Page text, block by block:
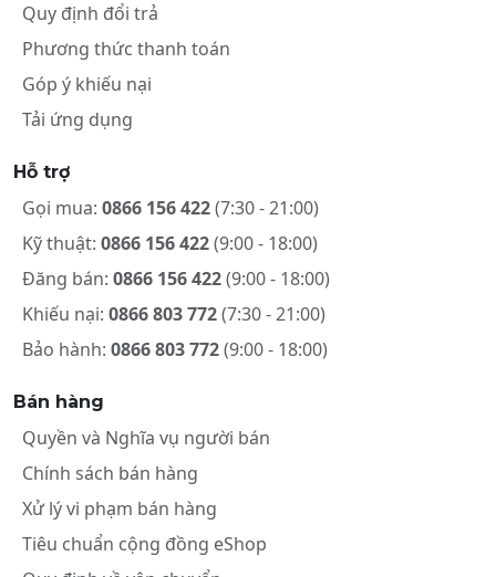
Quy định đổi trả
Phương thức thanh toán
Góp ý khiếu nại
Tải ứng dụng
Hỗ trợ
Gọi mua: 0866 156 422(7:30 - 21:00)
Kỹ thuật: 0866 156 422(9:00 - 18:00)
Đăng bán: 0866 156 422(9:00 - 18:00)
Khiếu nại: 0866 803 772(7:30 - 21:00)
Bảo hành: 0866 803 772(9:00 - 18:00)
Bán hàng
Quyền và Nghĩa vụ người bán
Chính sách bán hàng
Xử lý vi phạm bán hàng
Tiêu chuẩn cộng đồng eShop